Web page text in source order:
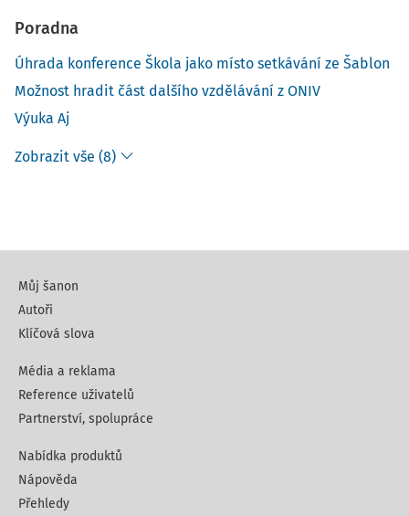
Poradna
Úhrada konference Škola jako místo setkávání ze Šablon
Možnost hradit část dalšího vzdělávání z ONIV
Výuka Aj
Zobrazit vše (8)
Můj šanon
Autoři
Klíčová slova
Média a reklama
Reference uživatelů
Partnerství, spolupráce
Nabídka produktů
Nápověda
Přehledy